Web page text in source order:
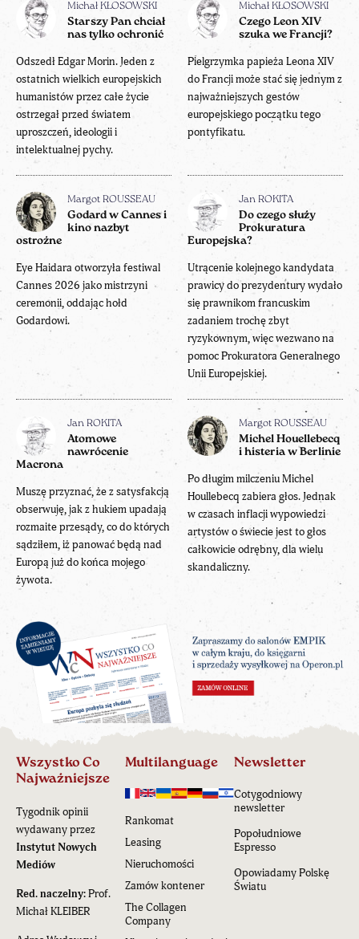
Michał KŁOSOWSKI
Starszy Pan chciał
nas tylko ochronić
Odszedł Edgar Morin. Jeden z
ostatnich wielkich europejskich
humanistów przez całe życie
ostrzegał przed światem
uproszczeń, ideologii i
intelektualnej pychy.
Michał KŁOSOWSKI
Czego Leon XIV
szuka we Francji?
Pielgrzymka papieża Leona XIV
do Francji może stać się jednym z
najważniejszych gestów
europejskiego początku tego
pontyfikatu.
Margot ROUSSEAU
Godard w Cannes i
kino nazbyt
ostrożne
Eye Haidara otworzyła festiwal
Cannes 2026 jako mistrzyni
ceremonii, oddając hołd
Godardowi.
Jan ROKITA
Do czego służy
Prokuratura
Europejska?
Utrącenie kolejnego kandydata
prawicy do prezydentury wydało
się prawnikom francuskim
zadaniem trochę zbyt
ryzykownym, więc wezwano na
pomoc Prokuratora Generalnego
Unii Europejskiej.
Jan ROKITA
Atomowe
nawrócenie
Macrona
Muszę przyznać, że z satysfakcją
obserwuję, jak z hukiem upadają
rozmaite przesądy, co do których
sądziłem, iż panować będą nad
Europą już do końca mojego
żywota.
Margot ROUSSEAU
Michel Houellebecq
i histeria w Berlinie
Po długim milczeniu Michel
Houllebecq zabiera głos. Jednak
w czasach inflacji wypowiedzi
artystów o świecie jest to głos
całkowicie odrębny, dla wielu
skandaliczny.
Wszystko Co
Najważniejsze
Tygodnik opinii
wydawany przez
Instytut Nowych
Mediów
Red. naczelny:Prof.
Michał KLEIBER
Multilanguage
Rankomat
Leasing
Nieruchomości
Zamów kontener
The Collagen
Company
Newsletter
Cotygodniowy
newsletter
Popołudniowe
Espresso
Opowiadamy Polskę
Światu